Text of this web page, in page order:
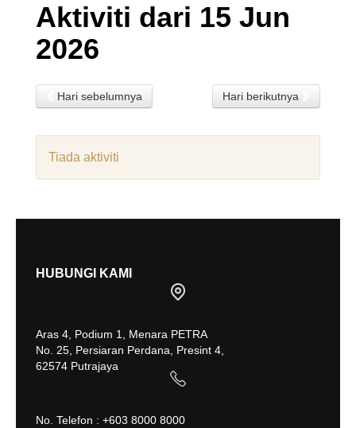
Aktiviti dari 15 Jun
2026
Hari sebelumnya Hari berikutnya
Tiada aktiviti
HUBUNGI KAMI
Aras 4, Podium 1, Menara PETRA
No. 25, Persiaran Perdana, Presint 4,
62574 Putrajaya
No. Telefon : +603 8000 8000